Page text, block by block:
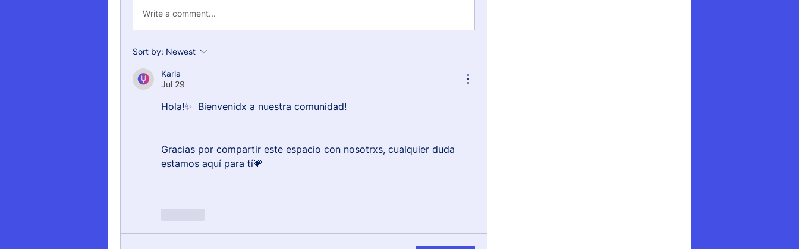
Write a comment...
Sort by: Newest
Karla
Jul 29
Hola!✨  Bienvenidx a nuestra comunidad!
Gracias por compartir este espacio con nosotrxs, cualquier duda
estamos aquí para tí💗